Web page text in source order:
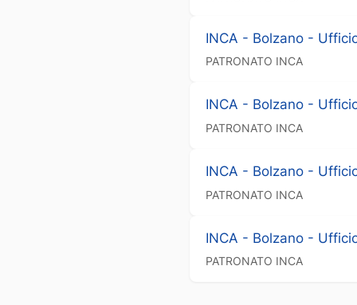
INCA - Bolzano -
PATRONATO INCA
INCA - Bolzano -
PATRONATO INCA
INCA - Bolzano -
PATRONATO INCA
INCA - Bolzano -
PATRONATO INCA